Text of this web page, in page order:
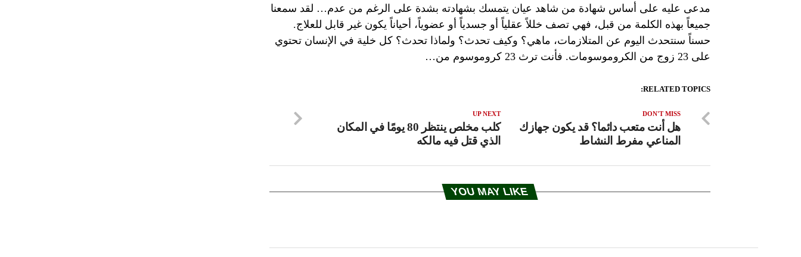
مدعى عليه على أساس شهادة من شاهد عيان يتمسك بشهادته بشدة على الرغم من عدم… لقد سمعنا
جميعاً بهذه الكلمة من قبل، فهي تصف خللاً عقلياً أو جسدياً أو عضوياً، أحياناً يكون غير قابل للعلاج.
حسناً سنتحدث اليوم عن المتلازمات، ماهي؟ وكيف تحدث؟ ولماذا تحدث؟ كل خلية في الإنسان تحتوي
على 23 زوج من الكروموسومات. فأنت ترث 23 كروموسوم من…
RELATED TOPICS:
UP NEXT
كلب مخلص ينتظر 80 يومًا في المكان
الذي قتل فيه مالكه
DON'T MISS
هل أنت متعب دائما؟ قد يكون جهازك
المناعي مفرط النشاط
YOU MAY LIKE